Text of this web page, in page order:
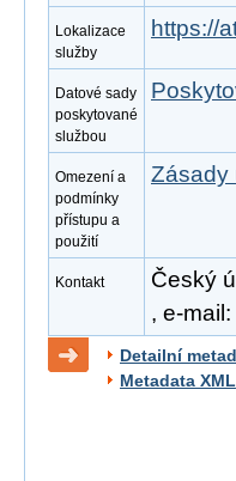
Lokalizace
služby
https://
Datové sady
poskytované
službou
Omezení a
podmínky
přístupu a
použití
Zásady
Kontakt
Český
, e-mail:
Detailní
Metadata XML